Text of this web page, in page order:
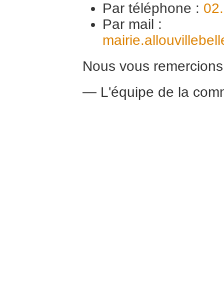
Par téléphone :
Par mail :
Nous vous
— L'équipe de la